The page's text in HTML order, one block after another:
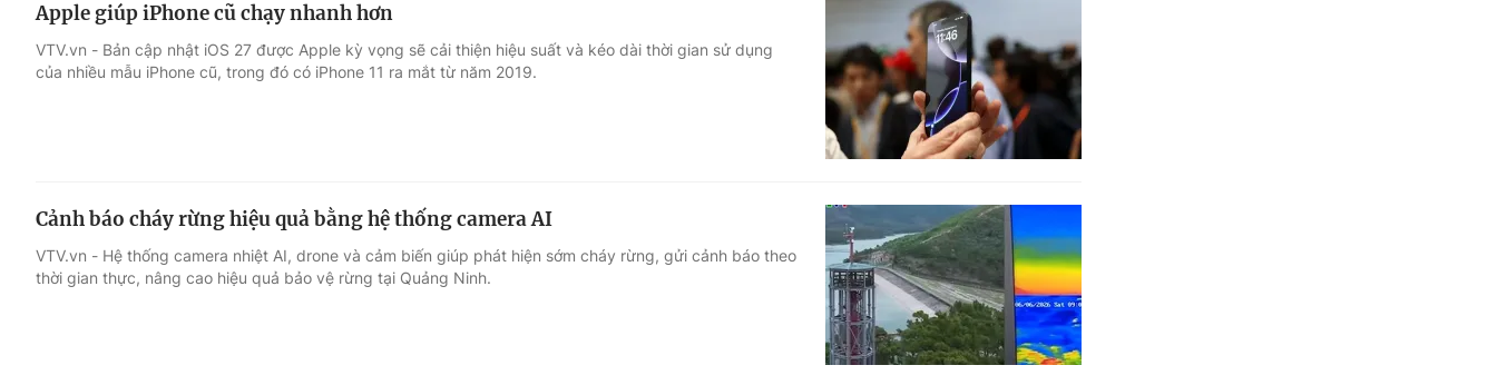
Apple giúp iPhone cũ chạy nhanh hơn
VTV.vn - Bản cập nhật iOS 27 được Apple kỳ vọng sẽ cải thiện hiệu suất và kéo dài thời gian sử dụng
của nhiều mẫu iPhone cũ, trong đó có iPhone 11 ra mắt từ năm 2019.
Cảnh báo cháy rừng hiệu quả bằng hệ thống camera AI
VTV.vn - Hệ thống camera nhiệt AI, drone và cảm biến giúp phát hiện sớm cháy rừng, gửi cảnh báo theo
thời gian thực, nâng cao hiệu quả bảo vệ rừng tại Quảng Ninh.